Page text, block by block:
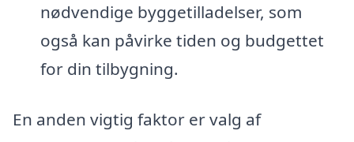
nødvendige byggetilladelser, som
også kan påvirke tiden og budgettet
for din tilbygning.
En anden vigtig faktor er valg af